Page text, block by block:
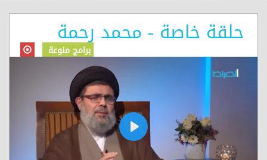
حلقة خاصة - محمد رحمة
برامج منوعة